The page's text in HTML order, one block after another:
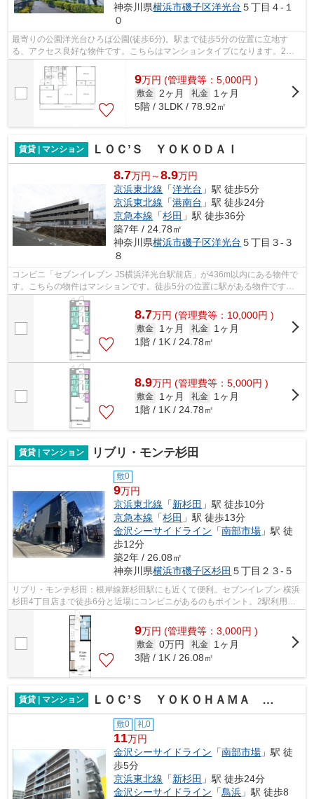
神奈川県横浜市磯子区洋光台 ５丁目４-１
０
最寄りの公園洋光台ひろば公園(徒歩6分)。駅まで徒歩5分の位置に立地す
る、アクセス良好な物件です。こちらはマンションタイプになります。2駅
利用可能な物件なので、交通経路を選ぶこ...
9万円 (管理費等：5,000円 )
敷金 2ヶ月 礼金
1ヶ月
5階 / 3LDK / 78.92㎡
賃貸 | マンション ＬＯＣ’Ｓ ＹＯＫＯＤＡＩ
8.7万円～8.9万円
京浜東北線 「洋光台 」駅 徒歩5分
京浜東北線 「港南台 」駅 徒歩24分
京急本線 「杉田 」駅 徒歩36分
築7年 / 24.78㎡
神奈川県横浜市磯子区洋光台 ５丁目３-３
８
コンビニ「セブンイレブン JS横浜洋光台駅前店」が436m以内にある物件で
す。こちらの物件はマンションです。徒歩5分の位置に駅がある物件です。
2019年築で、多くの方がご満足の物件は...
8.7万円 (管理費等：10,000円 )
敷金 1ヶ月 礼金
1ヶ月
1階 / 1K / 24.78㎡
8.9万円 (管理費等：5,000円 )
敷金 1ヶ月 礼金
1ヶ月
1階 / 1K / 24.78㎡
賃貸 | マンション リブリ・モンテ杉田
敷0
9万円
京浜東北線 「新杉田 」駅 徒歩10分
京急本線 「杉田 」駅 徒歩13分
金沢シーサイドライン 「南部市場 」駅 徒
歩12分
築2年 / 26.08㎡
神奈川県横浜市磯子区杉田 ５丁目２３-５
リブリ・モンテ杉田：根岸線新杉田駅にも近くて便利。セブンイレブン 横浜
杉田4丁目店まで徒歩6分と近場にコンビニがあるのもポイント。2駅利用可
能な物件なので、用途や行き先に応じ...
9万円 (管理費等：3,000円 )
敷金 0万円 礼金
1ヶ月
3階 / 1K / 26.08㎡
賃貸 | マンション ＬＯＣ’Ｓ ＹＯＫＯＨＡＭＡ BAYSIDE
敷0 礼0
11万円
金沢シーサイドライン 「南部市場 」駅 徒
歩5分
京浜東北線 「新杉田 」駅 徒歩24分
金沢シーサイドライン 「鳥浜 」駅 徒歩8